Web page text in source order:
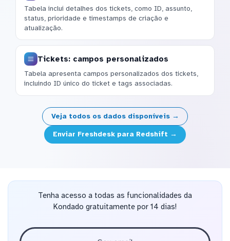
Tabela inclui detalhes dos tickets, como ID, assunto,
status, prioridade e timestamps de criação e
atualização.
Tickets: campos personalizados
Tabela apresenta campos personalizados dos tickets,
incluindo ID único do ticket e tags associadas.
Veja todos os dados disponíveis →
Enviar Freshdesk para Redshift →
Tenha acesso a todas as funcionalidades da
Kondado gratuitamente por 14 dias!